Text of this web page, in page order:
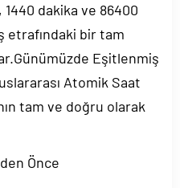
dakika ve 86400
etrafındaki bir tam
Eşitlenmiş
Atomik Saat
tam ve doğru olarak
Önce